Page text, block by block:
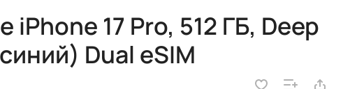
17 Pro, 512 ГБ, Deep
Dual eSIM